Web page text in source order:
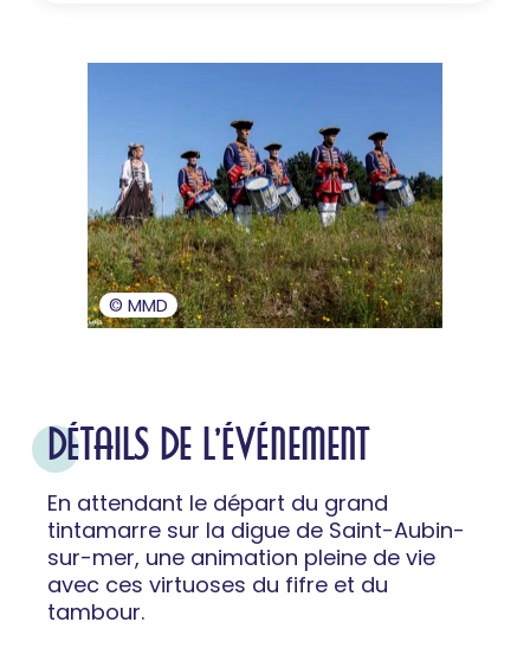
© MMD
DÉTAILS DE L'ÉVÉNEMENT
En attendant le départ du grand
tintamarre sur la digue de Saint-Aubin-
sur-mer, une animation pleine de vie
avec ces virtuoses du fifre et du
tambour.